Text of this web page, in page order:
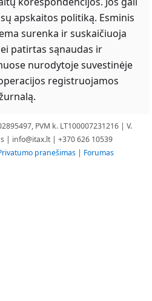
apskaitos politiką. Esminis
surenka ir suskaičiuoja
patirtas sąnaudas ir
nurodytoje suvestinėje
registruojamos
PVM k. LT100007231216 | V.
| info@itax.lt| +370 626 10539
pranešimas Forumas